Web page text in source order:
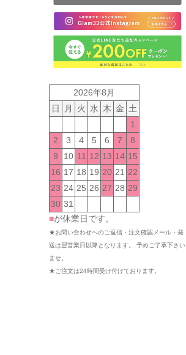
2026年8月
日
月 火 水 木 金 土
1
2
3 4 5 6 7
8
9
10 11 12 13 14 15
16 17 18 19 20 21 22
23 24 25 26 27 28 29
30 31
■が休業日です。
★お問い合わせへのご返信・注文確認メール・発
送は翌営業日以降となります。 予めご了承下さい
ませ。
★ご注文は24時間受け付けております。